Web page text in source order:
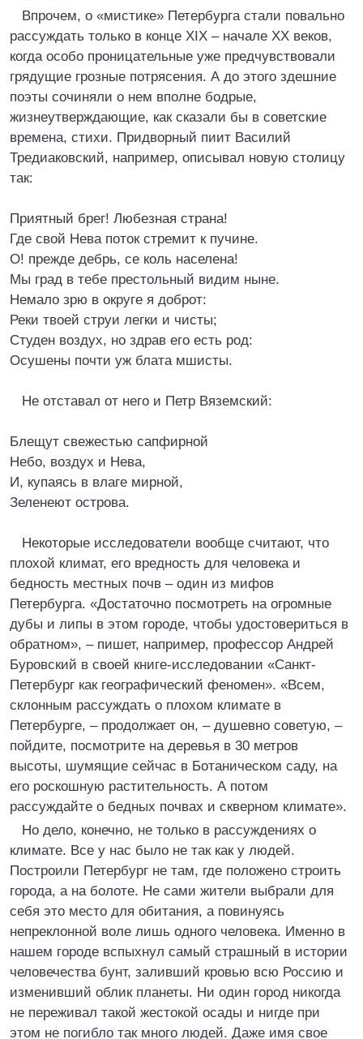
Впрочем, о «мистике» Петербурга стали повально
рассуждать только в конце XIX – начале XX веков,
когда особо проницательные уже предчувствовали
грядущие грозные потрясения. А до этого здешние
поэты сочиняли о нем вполне бодрые,
жизнеутверждающие, как сказали бы в советские
времена, стихи. Придворный пиит Василий
Тредиаковский, например, описывал новую столицу
так:
Приятный брег! Любезная страна!
Где свой Нева поток стремит к пучине.
О! прежде дебрь, се коль населена!
Мы град в тебе престольный видим ныне.
Немало зрю в округе я доброт:
Реки твоей струи легки и чисты;
Студен воздух, но здрав его есть род:
Осушены почти уж блата мшисты.
Не отставал от него и Петр Вяземский:
Блещут свежестью сапфирной
Небо, воздух и Нева,
И, купаясь в влаге мирной,
Зеленеют острова.
Некоторые исследователи вообще считают, что
плохой климат, его вредность для человека и
бедность местных почв – один из мифов
Петербурга. «Достаточно посмотреть на огромные
дубы и липы в этом городе, чтобы удостовериться в
обратном», – пишет, например, профессор Андрей
Буровский в своей книге-исследовании «Санкт-
Петербург как географический феномен». «Всем,
склонным рассуждать о плохом климате в
Петербурге, – продолжает он, – душевно советую, –
пойдите, посмотрите на деревья в 30 метров
высоты, шумящие сейчас в Ботаническом саду, на
его роскошную растительность. А потом
рассуждайте о бедных почвах и скверном климате».
Но дело, конечно, не только в рассуждениях о
климате. Все у нас было не так как у людей.
Построили Петербург не там, где положено строить
города, а на болоте. Не сами жители выбрали для
себя это место для обитания, а повинуясь
непреклонной воле лишь одного человека. Именно в
нашем городе вспыхнул самый страшный в истории
человечества бунт, заливший кровью всю Россию и
изменивший облик планеты. Ни один город никогда
не переживал такой жестокой осады и нигде при
этом не погибло так много людей. Даже имя свое